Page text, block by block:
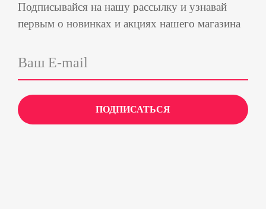
Подписывайся на нашу рассылку и узнавай
первым о новинках и акциях нашего магазина